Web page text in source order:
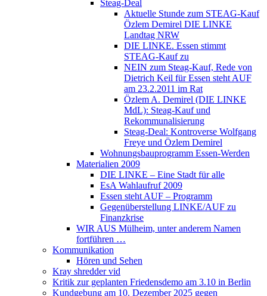
Steag-Deal
Aktuelle Stunde zum STEAG-Kauf
Özlem Demirel DIE LINKE
Landtag NRW
DIE LINKE. Essen stimmt
STEAG-Kauf zu
NEIN zum Steag-Kauf, Rede von
Dietrich Keil für Essen steht AUF
am 23.2.2011 im Rat
Özlem A. Demirel (DIE LINKE
MdL): Steag-Kauf und
Rekommunalisierung
Steag-Deal: Kontroverse Wolfgang
Freye und Özlem Demirel
Wohnungsbauprogramm Essen-Werden
Materialien 2009
DIE LINKE – Eine Stadt für alle
EsA Wahlaufruf 2009
Essen steht AUF – Programm
Gegenüberstellung LINKE/AUF zu
Finanzkrise
WIR AUS Mülheim, unter anderem Namen
fortführen …
Kommunikation
Hören und Sehen
Kray shredder vid
Kritik zur geplanten Friedensdemo am 3.10 in Berlin
Kundgebung am 10. Dezember 2025 gegen